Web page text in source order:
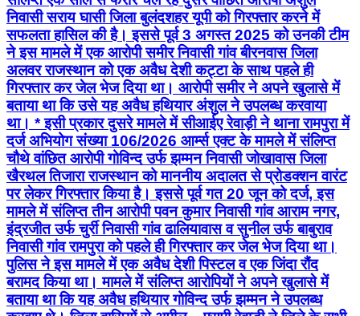
निवासी सराय घासी जिला बुलंदशहर यूपी को गिरफ्तार करने में
सफलता हासिल की है। इससे पूर्व 3 अगस्त 2025 को उनकी टीम
ने इस मामले में एक आरोपी समीर निवासी गांव बीरनवास जिला
अलवर राजस्थान को एक अवैध देशी कट्टा के साथ पहले ही
गिरफ्तार कर जेल भेज दिया था। आरोपी समीर ने अपने खुलासे में
बताया था कि उसे यह अवैध हथियार अंशुल ने उपलब्ध करवाया
था। * इसी प्रकार दुसरे मामले में सीआईए रेवाड़ी ने थाना रामपुरा में
दर्ज अभियोग संख्या 106/2026 आर्म्स एक्ट के मामले में संलिप्त
चौथे वांछित आरोपी गोविन्द उर्फ झम्मन निवासी जोखावास जिला
खैरथल तिजारा राजस्थान को माननीय अदालत से प्रोडक्शन वारंट
पर लेकर गिरफ्तार किया है। इससे पूर्व गत 20 जून को दर्ज, इस
मामले में संलिप्त तीन आरोपी पवन कुमार निवासी गांव आराम नगर,
इंद्रजीत उर्फ चुर्री निवासी गांव ढालियावास व सुनील उर्फ बाबुराव
निवासी गांव रामपुरा को पहले ही गिरफ्तार कर जेल भेज दिया था।
पुलिस ने इस मामले में एक अवैध देशी पिस्टल व एक जिंदा रौंद
बरामद किया था। मामले में संलिप्त आरोपियों ने अपने खुलासे में
बताया था कि यह अवैध हथियार गोविन्द उर्फ झम्मन ने उपलब्ध